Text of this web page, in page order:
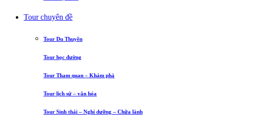
Tour chuyên đề
Tour Du Thuyền
Tour học đường
Tour Tham quan – Khám phá
Tour lịch sử – văn hóa
Tour Sinh thái – Nghỉ dưỡng – Chữa lành